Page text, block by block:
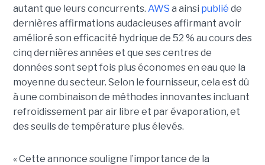
autant que leurs concurrents. AWS a ainsi publié de
dernières affirmations audacieuses affirmant avoir
amélioré son efficacité hydrique de 52 % au cours des
cinq dernières années et que ses centres de
données sont sept fois plus économes en eau que la
moyenne du secteur. Selon le fournisseur, cela est dû
à une combinaison de méthodes innovantes incluant
refroidissement par air libre et par évaporation, et
des seuils de température plus élevés.
« Cette annonce souligne l’importance de la